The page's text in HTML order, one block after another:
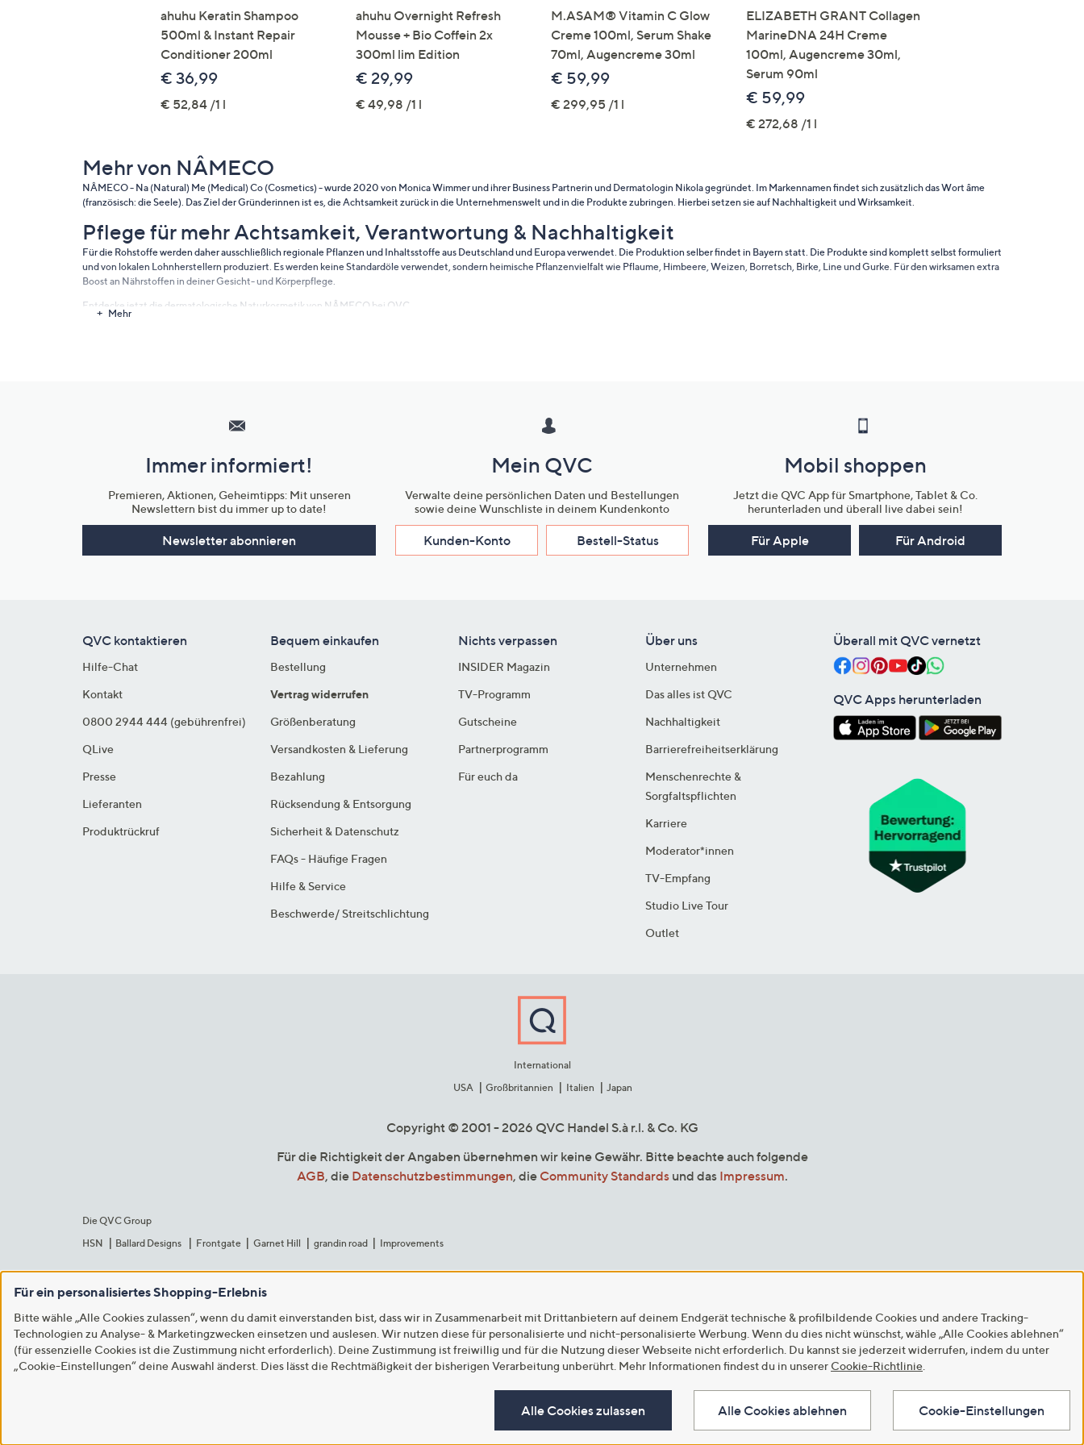
ahuhu Keratin Shampoo
500ml & Instant Repair
Conditioner 200ml
€ 36,99
€ 52,84 /1 l
ahuhu Overnight Refresh
Mousse + Bio Coffein 2x
300ml lim Edition
€ 29,99
€ 49,98 /1 l
M.ASAM® Vitamin C Glow
Creme 100ml, Serum Shake
70ml, Augencreme 30ml
€ 59,99
€ 299,95 /1 l
ELIZABETH GRANT Collagen
MarineDNA 24H Creme
100ml, Augencreme 30ml,
Serum 90ml
€ 59,99
€ 272,68 /1 l
Mehr von NÂMECO
NÂMECO - Na (Natural) Me (Medical) Co (Cosmetics) - wurde 2020 von Monica Wimmer und ihrer Business Partnerin und Dermatologin Nikola gegründet. Im Markennamen findet sich zusätzlich das Wort âme
(französisch: die Seele). Das Ziel der Gründerinnen ist es, die Achtsamkeit zurück in die Unternehmenswelt und in die Produkte zubringen. Hierbei setzen sie auf Nachhaltigkeit und Wirksamkeit.
Pflege für mehr Achtsamkeit, Verantwortung & Nachhaltigkeit
Für die Rohstoffe werden daher ausschließlich regionale Pflanzen und Inhaltsstoffe aus Deutschland und Europa verwendet. Die Produktion selber findet in Bayern statt. Die Produkte sind komplett selbst formuliert
und von lokalen Lohnherstellern produziert. Es werden keine Standardöle verwendet, sondern heimische Pflanzenvielfalt wie Pflaume, Himbeere, Weizen, Borretsch, Birke, Line und Gurke. Für den wirksamen extra
Boost an Nährstoffen in deiner Gesicht- und Körperpflege.
Entdecke jetzt die dermatologische Naturkosmetik von NÂMECO bei QVC.
Mehr
Unternehmensinformationen
Immer informiert!
Premieren, Aktionen, Geheimtipps: Mit unseren
Newslettern bist du immer up to date!
Newsletter abonnieren
Mein QVC
Verwalte deine persönlichen Daten und Bestellungen
sowie deine Wunschliste in deinem Kundenkonto
Kunden-Konto Bestell-Status
Mobil shoppen
Jetzt die QVC App für Smartphone, Tablet & Co.
herunterladen und überall live dabei sein!
Für Apple Für Android
QVC kontaktieren
Hilfe-Chat
Kontakt
0800 2944 444 (gebührenfrei)
QLive
Presse
Lieferanten
Produktrückruf
Bequem einkaufen
Bestellung
Vertrag widerrufen
Größenberatung
Versandkosten & Lieferung
Bezahlung
Rücksendung & Entsorgung
Sicherheit & Datenschutz
FAQs - Häufige Fragen
Hilfe & Service
Beschwerde/ Streitschlichtung
Nichts verpassen
INSIDER Magazin
TV-Programm
Gutscheine
Partnerprogramm
Für euch da
Über uns
Unternehmen
Das alles ist QVC
Nachhaltigkeit
Barrierefreiheitserklärung
Menschenrechte &
Sorgfaltspflichten
Karriere
Moderator*innen
TV-Empfang
Studio Live Tour
Outlet
Überall mit QVC vernetzt
QVC Apps herunterladen
International
USA
Großbritannien Italien Japan
Copyright © 2001 - 2026 QVC Handel S.à r.l. & Co. KG
Für die Richtigkeit der Angaben übernehmen wir keine Gewähr. Bitte beachte auch folgende
AGB, die Datenschutzbestimmungen, die Community Standardsund das Impressum.
Die QVC Group
HSN
Ballard Designs Frontgate Garnet Hill grandin road Improvements
Für ein personalisiertes Shopping-Erlebnis
Bitte wähle „Alle Cookies zulassen“, wenn du damit einverstanden bist, dass wir in Zusammenarbeit mit Drittanbietern auf deinem Endgerät technische & profilbildende Cookies und andere Tracking-
Technologien zu Analyse- & Marketingzwecken einsetzen und auslesen. Wir nutzen diese für personalisierte und nicht-personalisierte Werbung. Wenn du dies nicht wünschst, wähle „Alle Cookies ablehnen“
(für essenzielle Cookies ist die Zustimmung nicht erforderlich). Deine Zustimmung ist freiwillig und für die Nutzung dieser Webseite nicht erforderlich. Du kannst sie jederzeit widerrufen, indem du unter
„Cookie-Einstellungen“ deine Auswahl änderst. Dies lässt die Rechtmäßigkeit der bisherigen Verarbeitung unberührt. Mehr Informationen findest du in unserer Cookie-Richtlinie
Alle Cookies zulassen Alle Cookies ablehnen Cookie-Einstellungen